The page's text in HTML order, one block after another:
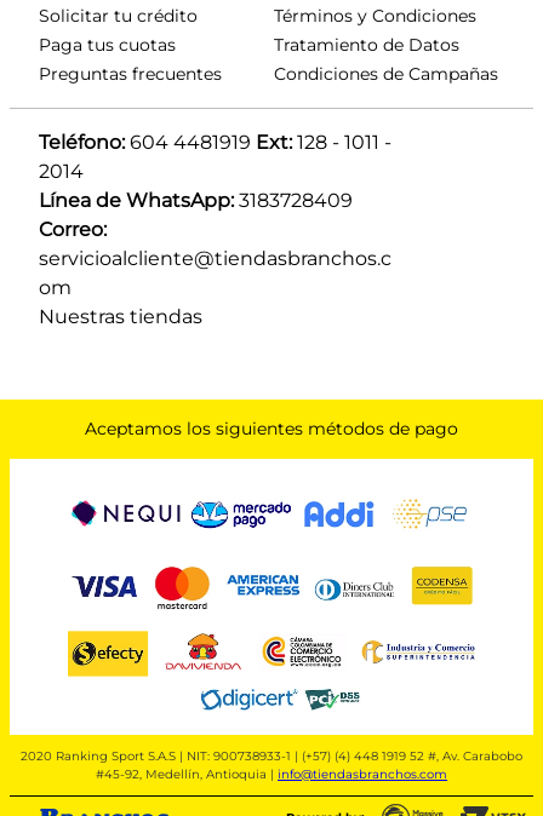
Solicitar tu crédito
Paga tus cuotas
Preguntas frecuentes
Términos y Condiciones
Tratamiento de Datos
Condiciones de Campañas
Teléfono: 604 4481919 Ext: 128 - 1011 -
2014
Línea de WhatsApp: 3183728409
Correo:
servicioalcliente@tiendasbranchos.c
om
Nuestras tiendas
Aceptamos los siguientes métodos de pago
2020 Ranking Sport S.A.S | NIT: 900738933-1 | (+57) (4) 448 1919 52 #, Av. Carabobo
#45-92, Medellín, Antioquia | info@tiendasbranchos.com